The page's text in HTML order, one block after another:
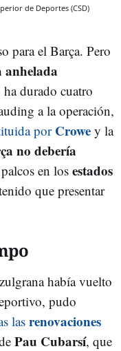
de Deportes (CSD)
para el Barça. Pero
anhelada
durado cuatro
a la operación,
por Crowe y la
no debería
en losestados
que presentar
había vuelto
pudo
lasrenovaciones
Pau Cubarsí, que